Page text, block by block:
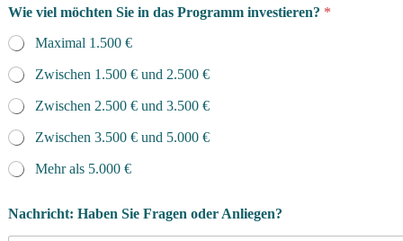
Wie viel möchten Sie in das Programm investieren? *
Maximal 1.500 €
Zwischen 1.500 € und 2.500 €
Zwischen 2.500 € und 3.500 €
Zwischen 3.500 € und 5.000 €
Mehr als 5.000 €
Nachricht: Haben Sie Fragen oder Anliegen?